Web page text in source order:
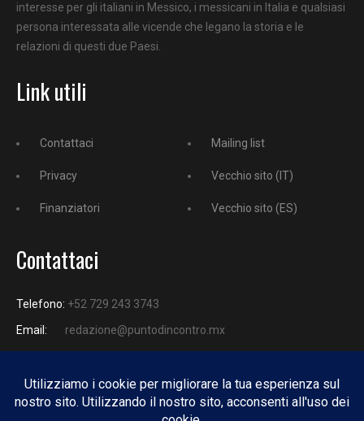
interesse per gli italiani in Messico, i messicani in Italia e qualsiasi
persona interessata alle vicende che legano la storia e le
relazioni di questi due Paesi.
Link utili
Contattaci
Privacy
Finanziatori
Mailing list
Vecchio sito (IT)
Vecchio sito (ES)
Contattaci
Telefono: +52 729 243 3743
Email:
redazione@puntodincontro.mx
PUNTODINCONTRO